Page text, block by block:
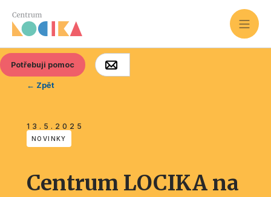
Potřebuji pomoc
← Zpět
13.5.2025
NOVINKY
Centrum LOCIKA na